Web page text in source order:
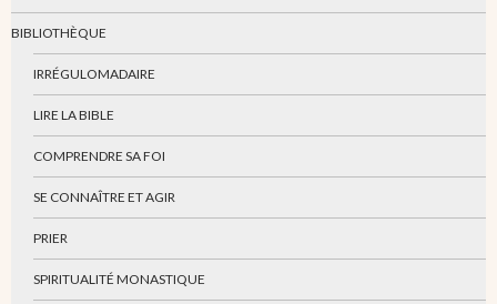
BIBLIOTHÈQUE
IRRÉGULOMADAIRE
LIRE LA BIBLE
COMPRENDRE SA FOI
SE CONNAÎTRE ET AGIR
PRIER
SPIRITUALITÉ MONASTIQUE